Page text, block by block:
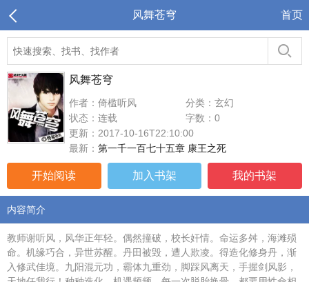
风舞苍穹 首页
风舞苍穹
作者：倚槛听风
分类：玄幻
状态：连载
字数：0
更新：2017-10-16T22:10:00
最新： 第一千一百七十五章 康王之死
开始阅读 加入书架 我的书架
内容简介
教师谢听风，风华正年轻。偶然撞破，校长奸情。命运多舛，海滩殒
命。机缘巧合，异世苏醒。丹田被毁，遭人欺凌。得造化修身丹，渐
入修武佳境。九阳混元功，霸体九重劲，脚踩风离天，手握剑风影，